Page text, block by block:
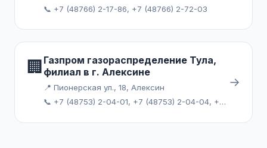
📞 +7 (48766) 2-17-86, +7 (48766) 2-72-03
🏢 Газпром газораспределение Тула,
филиал в г. Алексине
📍 Пионерская ул., 18, Алексин
📞 +7 (48753) 2-04-01, +7 (48753) 2-04-04, +7 (48753) 2-04-10, +7 (48753) 4-07-01, +7 (48753) 4-34-65
→